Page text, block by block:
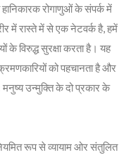
रोगाणुओं के संपर्क में
में रास्ते में से एक नेटवर्क है, हमें
के विरुद्ध सुरक्षा करता है। यह
को पहचानता है और
उन्मुक्ति के दो प्रकार के
रूप से व्यायाम ओर संतुलित